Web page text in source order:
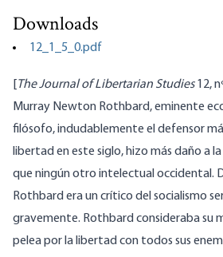
Downloads
12_1_5_0.pdf
The Journal of Libertarian Studies12,
Murray Newton Rothbard, eminente
filósofo, indudablemente el defensor
libertad en este siglo, hizo más daño a
que ningún otro intelectual occidental.
Rothbard era un crítico del socialismo
gravemente. Rothbard consideraba su
pelea por la libertad con todos sus